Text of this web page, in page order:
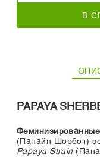
В
PAPAYA
(Папайя Шербет)
Papaya Strain